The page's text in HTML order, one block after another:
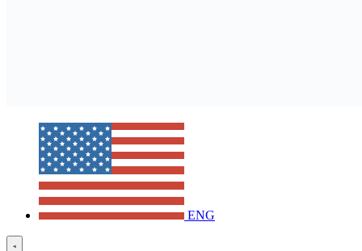
ENG